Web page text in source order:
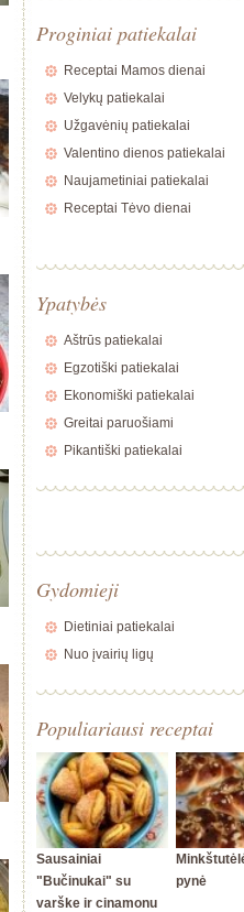
Proginiai patiekalai
Receptai Mamos dienai
Velykų patiekalai
Užgavėnių patiekalai
Valentino dienos patiekalai
Naujametiniai patiekalai
Receptai Tėvo dienai
Ypatybės
Aštrūs patiekalai
Egzotiški patiekalai
Ekonomiški patiekalai
Greitai paruošiami
Pikantiški patiekalai
Gydomieji
Dietiniai patiekalai
Nuo įvairių ligų
Populiariausi receptai
Sausainiai
"Bučinukai" su
varške ir cinamonu
pynė